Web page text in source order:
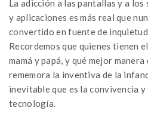
La adicción a las pantallas y a
y aplicaciones es más real que
convertido en fuente de
Recordemos que quienes tienen
mamá y papá, y qué mejor
rememora la inventiva de la
inevitable que es la convivencia
tecnología.